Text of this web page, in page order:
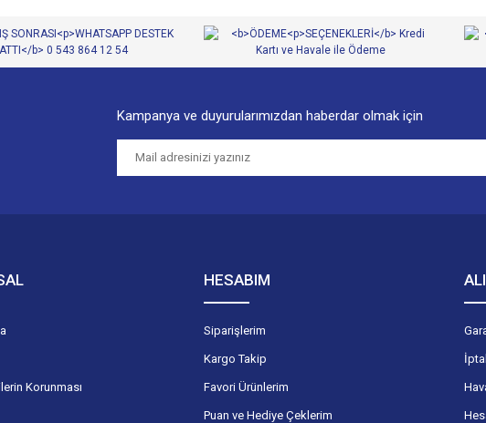
Kampanya ve duyurularımızdan haberdar olmak için
Korunması
HESABIM
Siparişlerim
Kargo Takip
Favori Ürünlerim
Puan ve Hediye Çeklerim